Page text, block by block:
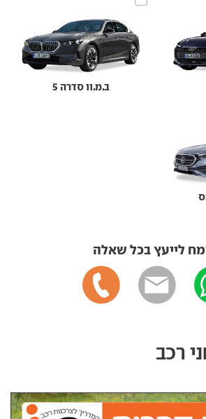
ב.מ.וו סדרה 5
לייעץ בכל שאלה
רכב